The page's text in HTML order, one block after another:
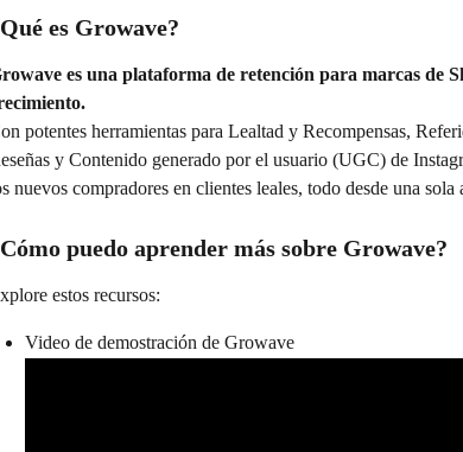
es Growave?
es una plataforma de retención para marcas de
potentes herramientas para Lealtad y Recompensas,
y Contenido generado por el usuario (UGC) de
nuevos compradores en clientes leales, todo desde una sola
puedo aprender más sobre Growave?
estos recursos:
Video de demostración de Growave